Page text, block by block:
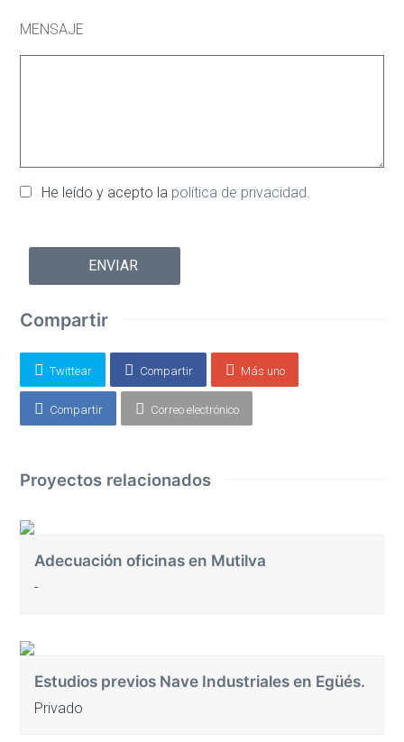
MENSAJE
He leído y acepto la política de privacidad
favor,
campo
Compartir
Twittear Compartir Más uno
Compartir Correo electrónico
Proyectos relacionados
Adecuación oficinas en Mutilva
-
Estudios previos Nave Industriales en Egüés.
Privado